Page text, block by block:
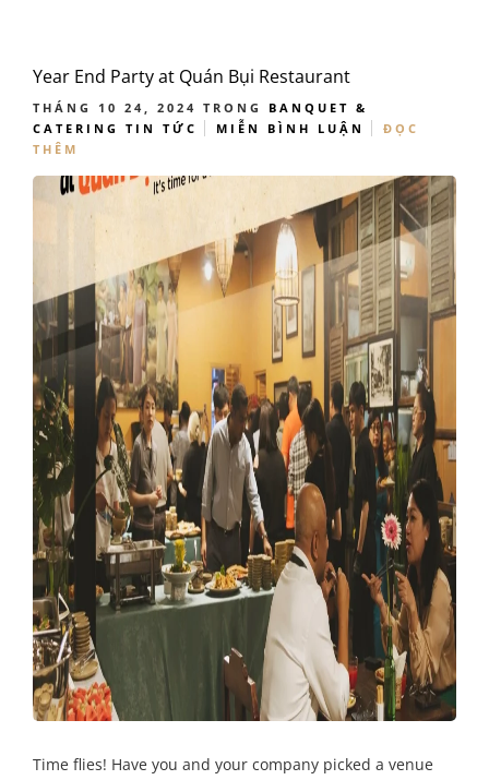
Year End Party at Quán Bụi Restaurant
THÁNG 10 24, 2024 TRONG BANQUET &
CATERING
TIN TỨC MIỄN BÌNH LUẬN
ĐỌC
THÊM
Time flies! Have you and your company picked a venue